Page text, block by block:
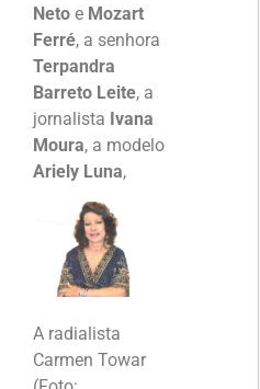
Neto e Mozart
Ferré, a senhora
Terpandra
Barreto Leite, a
jornalista Ivana
Moura, a modelo
Ariely Luna,
A radialista
Carmen Towar